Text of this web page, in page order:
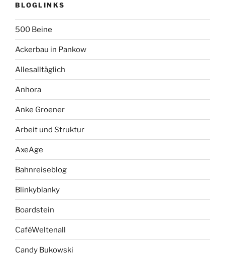
BLOGLINKS
500 Beine
Ackerbau in Pankow
Allesalltäglich
Anhora
Anke Groener
Arbeit und Struktur
AxeAge
Bahnreiseblog
Blinkyblanky
Boardstein
CaféWeltenall
Candy Bukowski